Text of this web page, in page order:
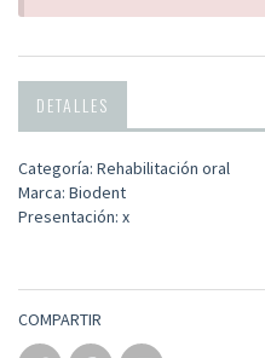
DETALLES
Categoría: Rehabilitación oral
Marca: Biodent
Presentación: x
COMPARTIR